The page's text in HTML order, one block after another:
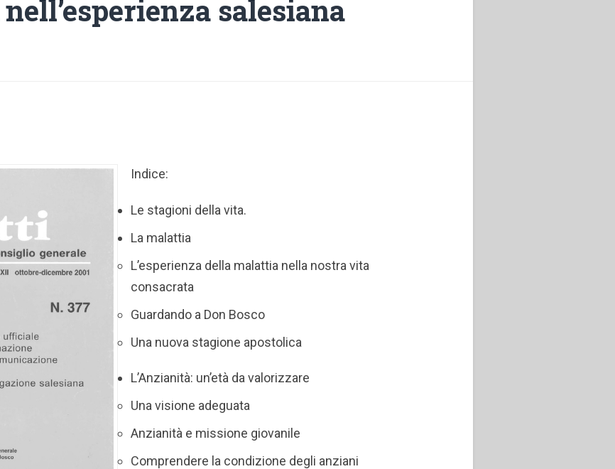
salesiana
Indice:
Le stagioni della vita.
La malattia
L’esperienza della malattia nella nostra vita
consacrata
Guardando a Don Bosco
Una nuova stagione apostolica
L’Anzianità: un’età da valorizzare
Una visione adeguata
Anzianità e missione giovanile
Comprendere la condizione degli anziani